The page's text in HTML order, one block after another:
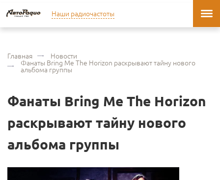
Наши радиочастоты
Главная Новости
Фанаты Bring Me The Horizon раскрывают тайну нового
альбома группы
Фанаты Bring Me The Horizon
раскрывают тайну нового
альбома группы